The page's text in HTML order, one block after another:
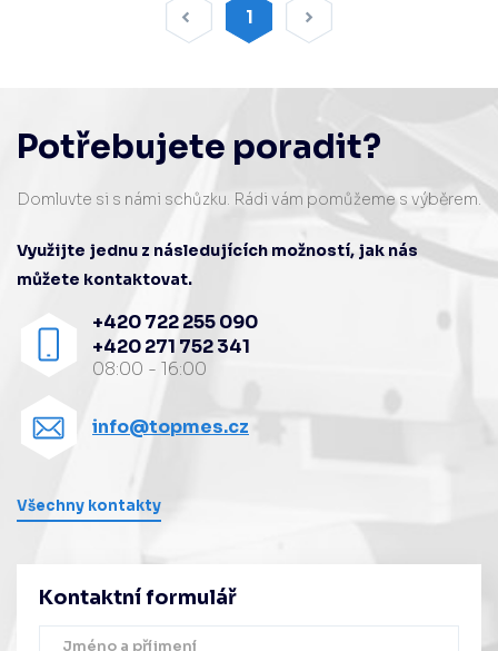
1
Potřebujete poradit?
Domluvte si s námi schůzku. Rádi vám pomůžeme s výběrem.
Využijte jednu z následujících možností, jak nás
můžete kontaktovat.
+420 722 255 090
+420 271 752 341
08:00 - 16:00
info@topmes.cz
Všechny kontakty
Kontaktní formulář